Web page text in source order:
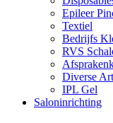
Epileer
Textiel
Bedrijfs
RVS
Diverse
IPL Gel
Saloninrichting